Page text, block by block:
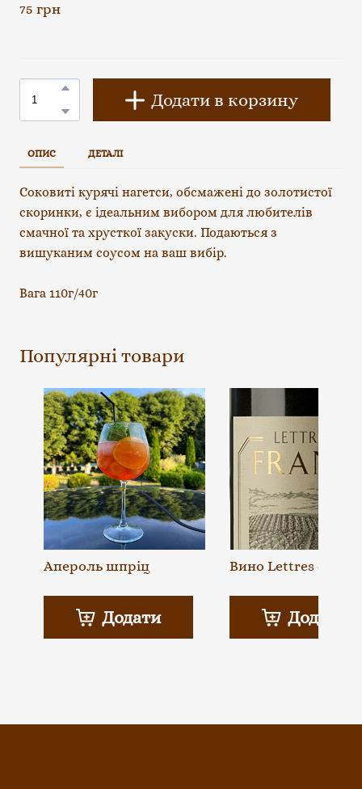
75 грн
Додати в корзину
ОПИС ДЕТАЛІ
Соковиті курячі нагетси, обсмажені до золотистої
скоринки, є ідеальним вибором для любителів
смачної та хрусткої закуски. Подаються з
вишуканим соусом на ваш вибір.
Вага 110г/40г
Популярні товари
Апероль шпріц
Додати
Вино Lettres de
Додати